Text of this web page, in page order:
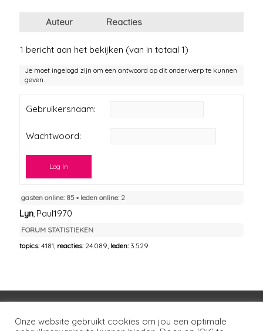
Auteur Reacties
1 bericht aan het bekijken (van in totaal 1)
Je moet ingelogd zijn om een antwoord op dit onderwerp te kunnen
geven.
Gebruikersnaam:
Wachtwoord:
Log In
gasten online: 85 ▪︎ leden online: 2
Lyn Paul1970
FORUM STATISTIEKEN
topics:4.181, reacties: 24.089, leden: 3.529
Voorwaarden Huisregels
Privacybeleid
Onze website gebruikt cookies om jou een optimale